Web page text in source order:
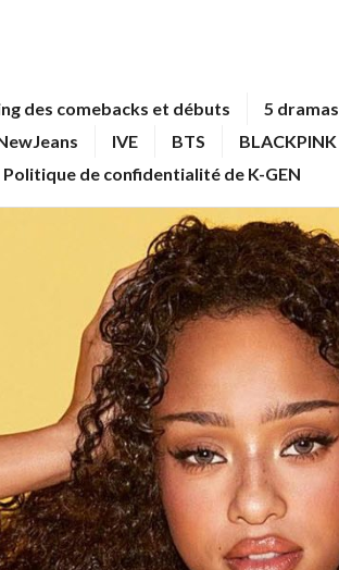
des comebacks et débuts
5 dramas
IVE BTS
BLACKPINK
Politique de confidentialité de K-GEN